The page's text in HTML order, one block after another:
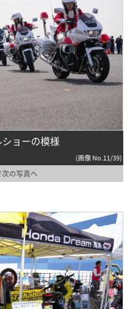
ョーの模様
(画像 No.11/39)
の写真へ